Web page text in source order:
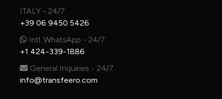
ITALY - 24/7
+39 06 9450 5426
Intl. WhatsApp - 24/7
+1 424-339-1886
General Inquiries - 24/7
info@transfeero.com